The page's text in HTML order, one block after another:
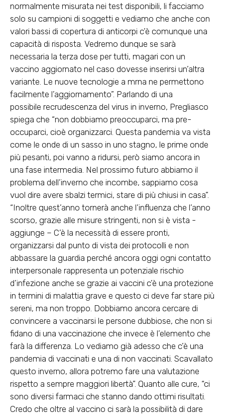
normalmente misurata nei test disponibili, li facciamo
solo su campioni di soggetti e vediamo che anche con
valori bassi di copertura di anticorpi c’è comunque una
capacità di risposta. Vedremo dunque se sarà
necessaria la terza dose per tutti, magari con un
vaccino aggiornato nel caso dovesse inserirsi un’altra
variante. Le nuove tecnologie a mrna ne permettono
facilmente l’aggiornamento”. Parlando di una
possibile recrudescenza del virus in inverno, Pregliasco
spiega che “non dobbiamo preoccuparci, ma pre-
occuparci, cioè organizzarci. Questa pandemia va vista
come le onde di un sasso in uno stagno, le prime onde
più pesanti, poi vanno a ridursi, però siamo ancora in
una fase intermedia. Nel prossimo futuro abbiamo il
problema dell’inverno che incombe, sappiamo cosa
vuol dire avere sbalzi termici, stare di più chiusi in casa”.
“Inoltre quest’anno tornerà anche l’influenza che l’anno
scorso, grazie alle misure stringenti, non si è vista -
aggiunge – C’è la necessità di essere pronti,
organizzarsi dal punto di vista dei protocolli e non
abbassare la guardia perché ancora oggi ogni contatto
interpersonale rappresenta un potenziale rischio
d’infezione anche se grazie ai vaccini c’è una protezione
in termini di malattia grave e questo ci deve far stare più
sereni, ma non troppo. Dobbiamo ancora cercare di
convincere a vaccinarsi le persone dubbiose, che non si
fidano di una vaccinazione che invece è l’elemento che
farà la differenza. Lo vediamo già adesso che c’è una
pandemia di vaccinati e una di non vaccinati. Scavallato
questo inverno, allora potremo fare una valutazione
rispetto a sempre maggiori libertà”. Quanto alle cure, “ci
sono diversi farmaci che stanno dando ottimi risultati
Credo che oltre al vaccino ci sarà la possibilità di dare